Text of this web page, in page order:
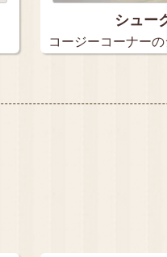
シュー
コージーコーナー